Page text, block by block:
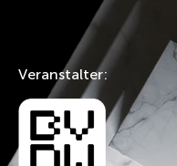
Veranstalter: